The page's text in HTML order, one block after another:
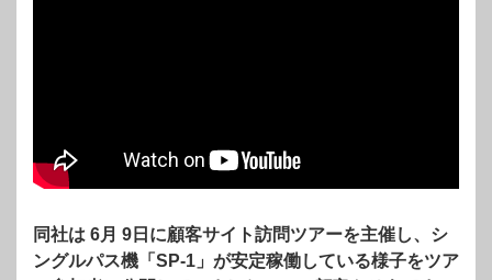
同社は 6月 9日に顧客サイト訪問ツアーを主催し、シ
ングルパス機「SP-1」が安定稼働している様子をツア